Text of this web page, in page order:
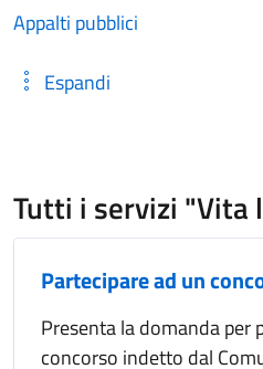
Appalti pubblici
Espandi
Tutti i servizi "Vita
Partecipare ad un
Presenta la domanda per
concorso indetto dal